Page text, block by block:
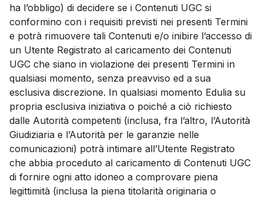
ha l’obbligo) di decidere se i Contenuti UGC si
conformino con i requisiti previsti nei presenti Termini
e potrà rimuovere tali Contenuti e/o inibire l’accesso di
un Utente Registrato al caricamento dei Contenuti
UGC che siano in violazione dei presenti Termini in
qualsiasi momento, senza preavviso ed a sua
esclusiva discrezione. In qualsiasi momento Edulia su
propria esclusiva iniziativa o poiché a ciò richiesto
dalle Autorità competenti (inclusa, fra l’altro, l’Autorità
Giudiziaria e l’Autorità per le garanzie nelle
comunicazioni) potrà intimare all’Utente Registrato
che abbia proceduto al caricamento di Contenuti UGC
di fornire ogni atto idoneo a comprovare piena
legittimità (inclusa la piena titolarità originaria o